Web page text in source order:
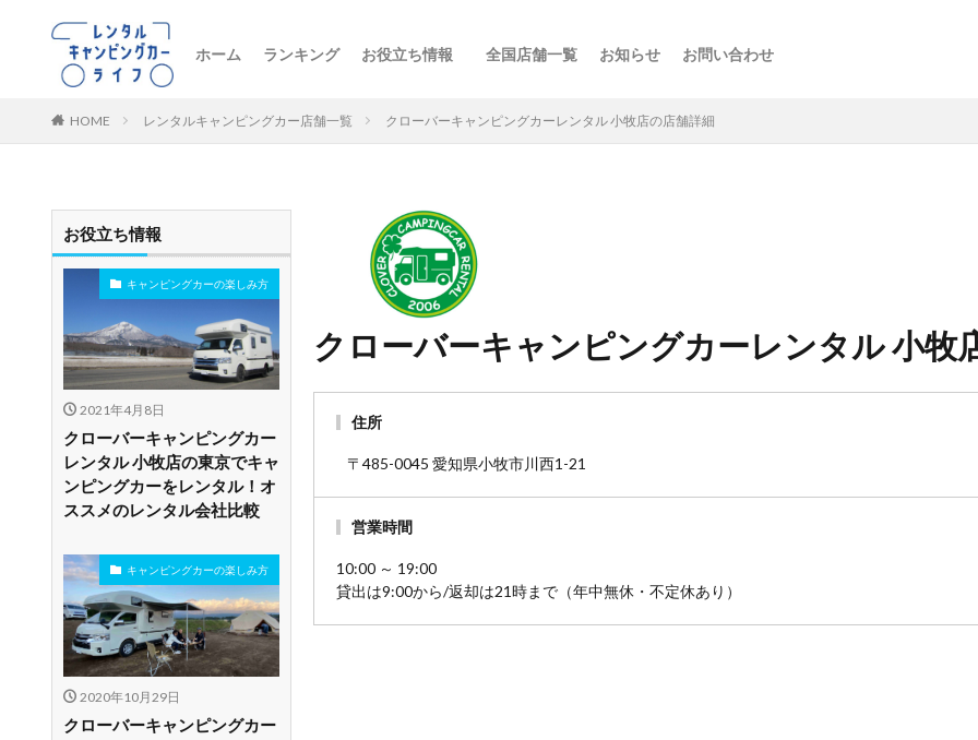
ホーム ランキング お役立ち情報 全国店舗一覧 お知らせ お問い合わせ
HOME レンタルキャンピングカー店舗一覧 クローバーキャンピングカーレンタル 小牧店の店舗詳細
クローバーキャンピングカーレンタル 小牧
住所
〒485-0045 愛知県小牧市川西1-21
営業時間
10:00 ～ 19:00
貸出は9:00から/返却は21時まで（年中無休・不定休あり）
お役立ち情報
キャンピングカーの楽しみ方
2021年4月8日
クローバーキャンピングカー
レンタル 小牧店の東京でキャ
ンピングカーをレンタル！オ
ススメのレンタル会社比較
キャンピングカーの楽しみ方
2020年10月29日
クローバーキャンピングカー